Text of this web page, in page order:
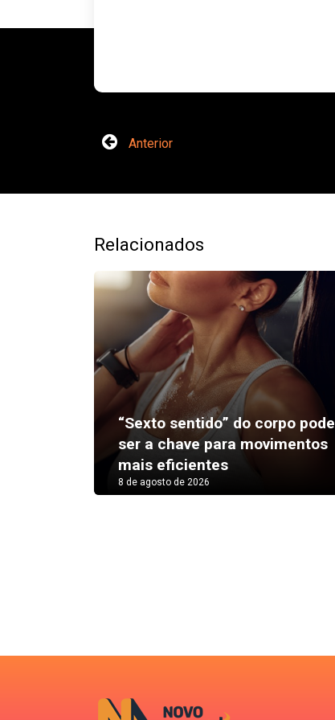
Anterior
Relacionados
“Sexto sentido” do corpo pode
ser a chave para movimentos
mais eficientes
8 de agosto de 2026